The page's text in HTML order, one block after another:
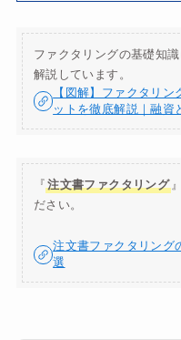
ファクタリングの基礎知
解説しています。
【図解】ファクタリ
ットを徹底解説｜融資
『注文書ファクタリング
ださい。
注文書ファクタリング
選